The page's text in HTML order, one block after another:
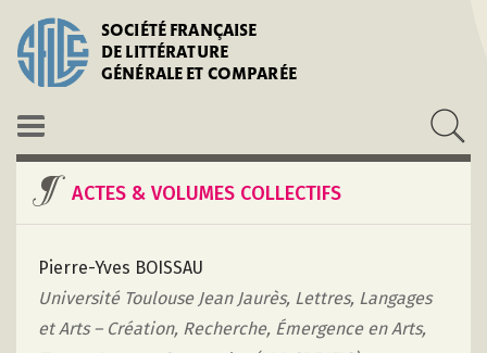
SOCIÉTÉ FRANÇAISE
DE LITTÉRATURE
GÉNÉRALE ET COMPARÉE
ACTES & VOLUMES COLLECTIFS
Pierre-Yves BOISSAU
Université Toulouse Jean Jaurès, Lettres, Langages
et Arts – Création, Recherche, Émergence en Arts,